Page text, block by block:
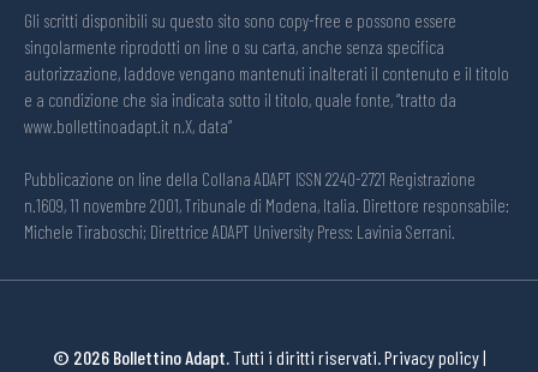
Gli scritti disponibili su questo sito sono copy-free e possono essere
singolarmente riprodotti on line o su carta, anche senza specifica
autorizzazione, laddove vengano mantenuti inalterati il contenuto e il titolo
e a condizione che sia indicata sotto il titolo, quale fonte, “tratto da
www.bollettinoadapt.it n.X, data“
Pubblicazione on line della Collana ADAPT ISSN 2240-2721 Registrazione
n.1609, 11 novembre 2001, Tribunale di Modena, Italia. Direttore responsabile:
Michele Tiraboschi; Direttrice ADAPT University Press: Lavinia Serrani.
© 2026 Bollettino Adapt.Tutti i diritti riservati.Privacy policy|